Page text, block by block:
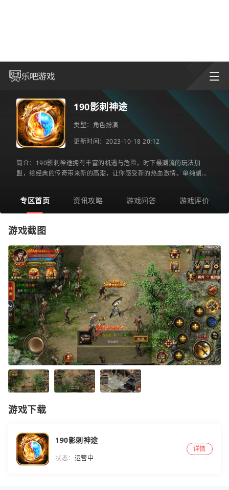
190影刺神途
类型： 角色扮演
更新时间：2023-10-18 20:12
简介：190影刺神途拥有丰富的机遇与危险，时下最潮流的玩法加
盟，给经典的传奇带来新的高潮，让你感受新的热血激情。单纯副本
专区首页 资讯攻略 游戏问答 游戏评价
游戏截图
游戏下载
190影刺神途
状态： 运营中
详情